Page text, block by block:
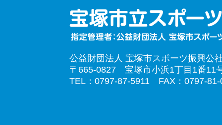
公益財団法人 宝塚市スポーツ振興公
〒665-0827 宝塚市小浜1丁目1番11
TEL：0797-87-5911 FAX：0797-81-